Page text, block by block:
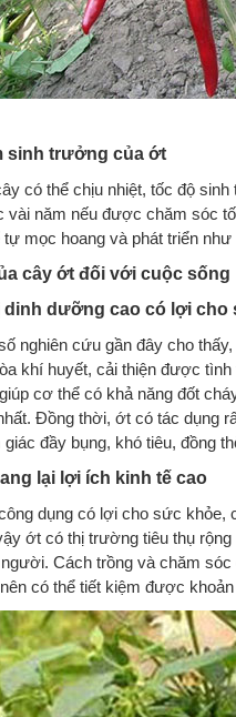
sinh trưởng của ớt
có thể chịu nhiệt, tốc độ
vài năm nếu được chăm sóc
tự mọc hoang và phát triển
cây ớt đối với cuộc sống
dinh dưỡng cao có lợi cho
nghiên cứu gần đây cho
khí huyết, cải thiện được
cơ thể có khả năng đốt
Đồng thời, ớt có tác dụng
đầy bụng, khó tiêu, đồng
lại lợi ích kinh tế cao
dụng có lợi cho sức khỏe,
ớt có thị trường tiêu thụ
Cách trồng và chăm
có thể tiết kiệm được